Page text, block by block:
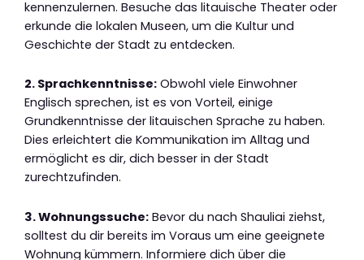
kennenzulernen. Besuche das litauische Theater oder
erkunde die lokalen Museen, um die Kultur und
Geschichte der Stadt zu entdecken.
2. Sprachkenntnisse: Obwohl viele Einwohner
Englisch sprechen, ist es von Vorteil, einige
Grundkenntnisse der litauischen Sprache zu haben.
Dies erleichtert die Kommunikation im Alltag und
ermöglicht es dir, dich besser in der Stadt
zurechtzufinden.
3. Wohnungssuche: Bevor du nach Shauliai ziehst,
solltest du dir bereits im Voraus um eine geeignete
Wohnung kümmern. Informiere dich über die